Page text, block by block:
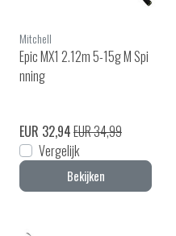
Mitchell
Epic MX1 2.12m 5-15g M Spi
nning
EUR 32,94EUR 34,99
Vergelijk
Bekijken